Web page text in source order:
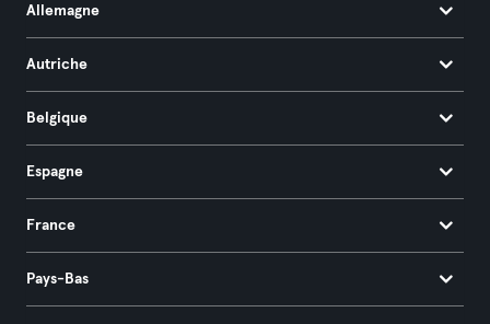
Allemagne
Autriche
Belgique
Espagne
France
Pays-Bas